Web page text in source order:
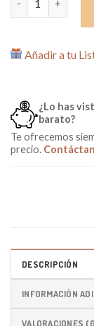
Añadir a tu
¿Lo has
barato?
Te ofrecemos
precio.
DESCRIPCIÓN
INFORMACIÓN
VALORACIONES